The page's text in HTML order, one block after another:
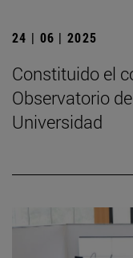
24 | 06 | 2025
Constituido el
Observatorio
Universidad